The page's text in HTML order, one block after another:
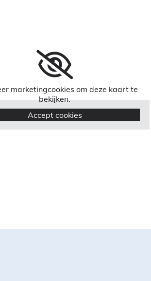
marketingcookies om deze kaart te
bekijken.
Accept cookies